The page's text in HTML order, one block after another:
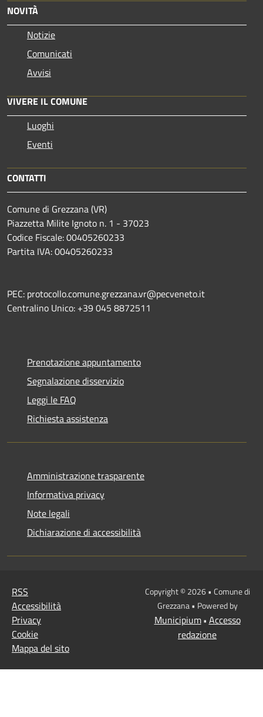
NOVITÀ
Notizie
Comunicati
Avvisi
VIVERE IL COMUNE
Luoghi
Eventi
CONTATTI
Comune di Grezzana (VR)
Piazzetta Milite Ignoto n. 1 - 37023
Codice Fiscale: 00405260233
Partita IVA: 00405260233
PEC: protocollo.comune.grezzana.vr@pecveneto.it
Centralino Unico: +39 045 8872511
Prenotazione appuntamento
Segnalazione disservizio
Leggi le FAQ
Richiesta assistenza
Amministrazione trasparente
Informativa privacy
Note legali
Dichiarazione di accessibilità
RSS
Accessibilità
Privacy
Cookie
Mappa del sito
Copyright © 2026 • Comune di
Grezzana • Powered by
Municipium• Accesso
redazione